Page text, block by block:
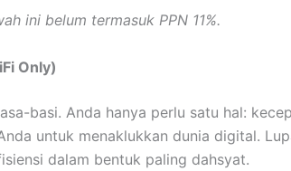
ini belum termasuk PPN 11%.
Only)
basi. Anda hanya perlu satu hal:
untuk menaklukkan dunia digital.
dalam bentuk paling dahsyat.